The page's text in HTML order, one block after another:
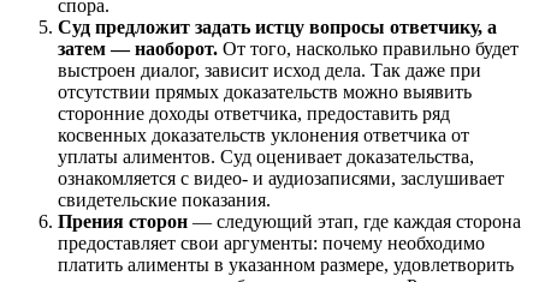
спора.
Суд предложит задать истцу вопросы ответчику, а
затем — наоборот. От того, насколько правильно будет
выстроен диалог, зависит исход дела. Так даже при
отсутствии прямых доказательств можно выявить
сторонние доходы ответчика, предоставить ряд
косвенных доказательств уклонения ответчика от
уплаты алиментов. Суд оценивает доказательства,
ознакомляется с видео- и аудиозаписями, заслушивает
свидетельские показания.
Прения сторон — следующий этап, где каждая сторона
предоставляет свои аргументы: почему необходимо
платить алименты в указанном размере, удовлетворить